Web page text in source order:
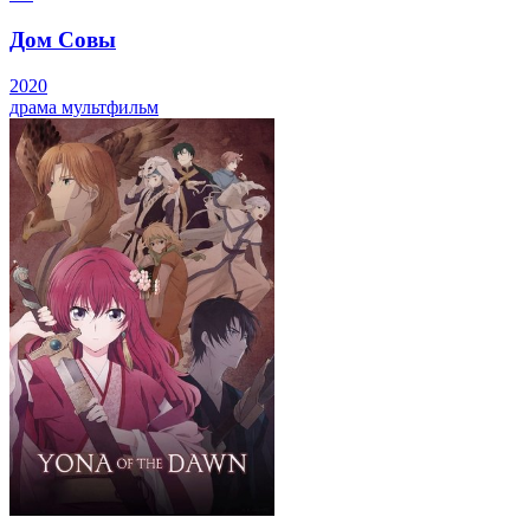
Дом Совы
2020
драма мультфильм